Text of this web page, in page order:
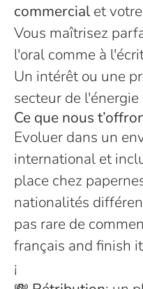
commercial et
Vous maîtrisez
l'oral comme à
Un intérêt ou une
secteur de
Ce que nous
Evoluer dans un
international et
place chez
nationalités
pas rare de
français and finish
¡